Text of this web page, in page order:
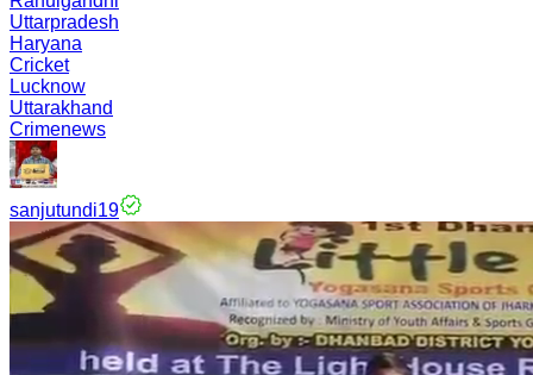
Uttarpradesh
Haryana
Cricket
Lucknow
Uttarakhand
Crimenews
sanjutundi19